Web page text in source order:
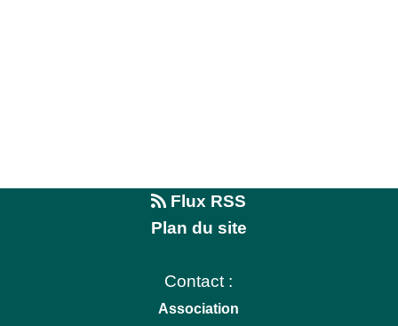
Flux RSS
Plan du site
Contact :
Association